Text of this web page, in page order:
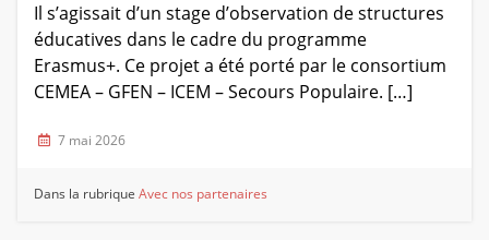
Il s’agissait d’un stage d’observation de structures
éducatives dans le cadre du programme
Erasmus+. Ce projet a été porté par le consortium
CEMEA – GFEN – ICEM – Secours Populaire. […]
7 mai 2026
Dans la rubriqueAvec nos partenaires